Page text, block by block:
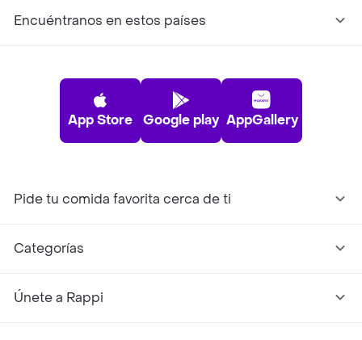
Encuéntranos en estos países
App Store Google play AppGallery
Pide tu comida favorita cerca de ti
Categorías
Únete a Rappi